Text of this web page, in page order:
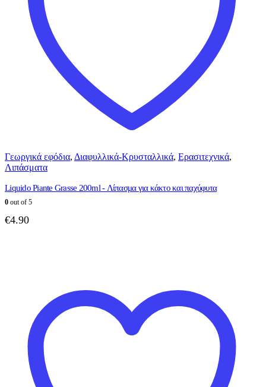
Γεωργικά εφόδια, Διαφυλλικά-Κρυσταλλικά, Ερασιτεχνικά,
Λιπάσματα
Liquido Piante Grasse 200ml - Λίπασμα για κάκτο και παχύφυτα
0 out of 5
€4.90